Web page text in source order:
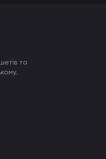
та